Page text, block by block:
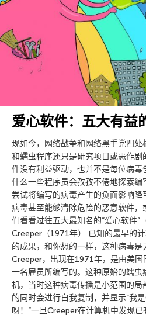
爱心软件：五大有益
现如今，网络战争和网络黑手党四
和蠕虫程序还只是研究项目或恶作
件没有利益驱动，也并不是每位病
什么一些程序员会孜孜不倦地探索编
尝试将编写的病毒产生的负面影响降
病毒甚至能够清除危险的恶意软件
们看看过往五大最知名的”爱心软件”
Creeper（1971年） 已知的最早的
的成果，和你想的一样，这种病毒是
Creeper，出现在1971年，是由美国
一名雇员所编写的。这种原始的蠕
机，当时这种病毒传播是小范围的
的同时会进行自我复制，并显示”我
呀！”一旦Creeper在计算机中发现